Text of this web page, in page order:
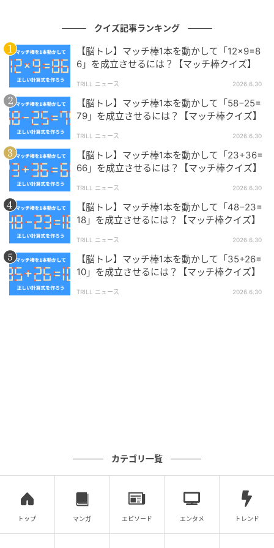
問題制作：株式会社 キュービック（HP ）
株式会社キュービックは、さまざまな場面でご利用い
ただけるクイズ問題のご提供、クイズイベントの構築
を主な業務とする日本初の「クイズの総合商社」で
す。クイズに関することなら何でもお気軽にご相談く
ださい。
【脳トレ】初級編『マッチ棒クイズ』問題まとめ→あ
なたはすぐにひらめけるかな？
【脳トレ】初級編『マッチ棒クイズ』問題まとめ
→あなたはすぐにひらめけるかな？
次の記事
クイズ記事ランキング
【脳トレ】マッチ棒1本を動かして「12×9=8
6」を成立させるには？【マッチ棒クイズ】
TRILL ニュース 2026.6.30
【脳トレ】マッチ棒1本を動かして「58−25=
79」を成立させるには？【マッチ棒クイズ】
TRILL ニュース 2026.6.30
【脳トレ】マッチ棒1本を動かして「23+36=
66」を成立させるには？【マッチ棒クイズ】
TRILL ニュース 2026.6.30
【脳トレ】マッチ棒1本を動かして「48−23=
18」を成立させるには？【マッチ棒クイズ】
TRILL ニュース 2026.6.30
【脳トレ】マッチ棒1本を動かして「35+26=
10」を成立させるには？【マッチ棒クイズ】
TRILL ニュース 2026.6.30
カテゴリ一覧
トップ マンガ エピソード エンタメ トレンド